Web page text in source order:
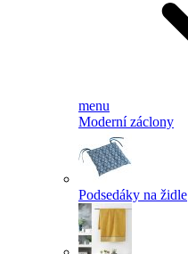
menu
Moderní záclony
Podsedáky na židle